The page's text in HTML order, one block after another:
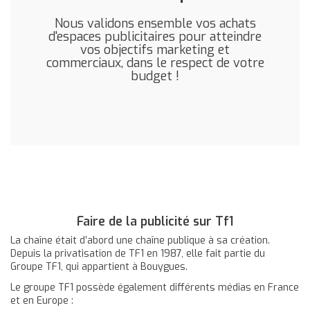
Nous validons ensemble vos achats
d'espaces publicitaires pour atteindre
vos objectifs marketing et
commerciaux, dans le respect de votre
budget !
Faire de la publicité sur Tf1
La chaîne était d’abord une chaîne publique à sa création.
Depuis la privatisation de TF1 en 1987, elle fait partie du
Groupe TF1, qui appartient à Bouygues.
Le groupe TF1 possède également différents médias en France
et en Europe :